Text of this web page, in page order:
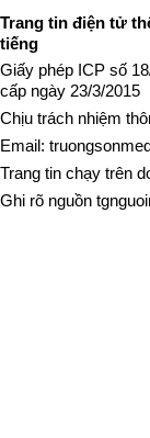
Trang tin điện tử
tiếng
Giấy phép ICP số
cấp ngày 23/3/2015
Chịu trách nhiệm
Email:
Trang tin chạy trên
Ghi rõ nguồn